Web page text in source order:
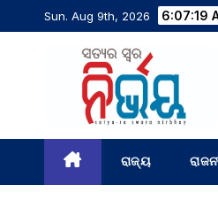
Sun. Aug 9th, 2026 6:07:20
ରାଜ୍ୟ